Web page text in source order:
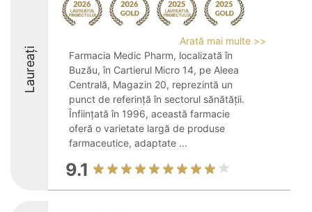
Laureați
Arată mai multe >>
Farmacia Medic Pharm, localizată în
Buzău, în Cartierul Micro 14, pe Aleea
Centrală, Magazin 20, reprezintă un
punct de referință în sectorul sănătății.
Înființată în 1996, această farmacie
oferă o varietate largă de produse
farmaceutice, adaptate ...
9.1